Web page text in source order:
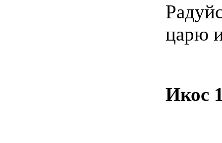
царю
Икос